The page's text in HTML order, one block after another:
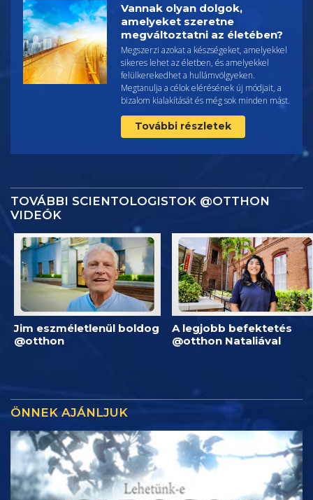
Vannak olyan dolgok,
amelyeket szeretne
megváltoztatni az életében?
Megszerzi azokat a készségeket, amelyekkel
sikeres lehet az életben, és amelyekkel
felülkerekedhet a hullámvölgyeken.
Megtanulja a célok elérésének új módjait, a
bizalom kialakítását és még sok minden mást.
További részletek
TOVÁBBI SCIENTOLOGISTOK @OTTHON
VIDEÓK
Jim eszméletlenül boldog
@otthon
A legjobb befektetés
@otthon Nataliával
ÖNNEK AJÁNLJUK